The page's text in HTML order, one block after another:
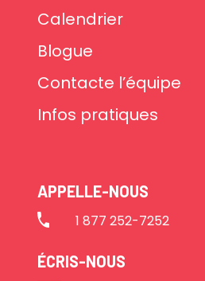
Calendrier
Blogue
Contacte l’équipe
Infos pratiques
APPELLE-NOUS
1 877 252-7252
ÉCRIS-NOUS